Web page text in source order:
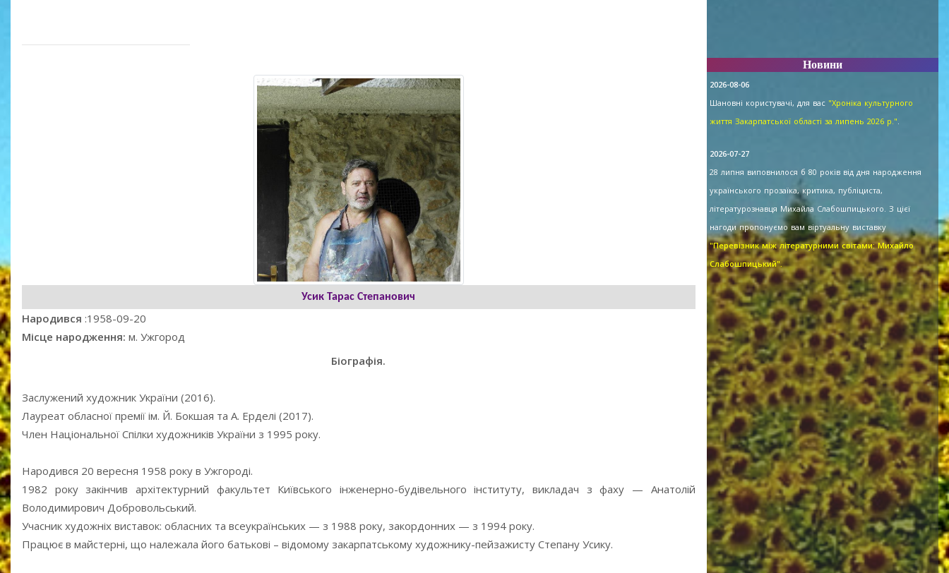
Усик Тарас Степанович
Народився :1958-09-20
Місце народження: м. Ужгород
Біографія.
Заслужений художник України (2016).
Лауреат обласної премії ім. Й. Бокшая та А. Ерделі (2017).
Член Національної Спілки художників України з 1995 року.
Народився 20 вересня 1958 року в Ужгороді.
1982 року закінчив архітектурний факультет Київського інженерно-будівельного інституту, викладач з фаху — Анатолій
Володимирович Добровольський.
Учасник художніх виставок: обласних та всеукраїнських — з 1988 року, закордонних — з 1994 року.
Працює в майстерні, що належала його батькові – відомому закарпатському художнику-пейзажисту Степану Усику.
Новини
2026-08-06
Шановні користувачі, для вас "Хроніка культурного
життя Закарпатської області за липень 2026 р.".
2026-07-27
28 липня виповнилося б 80 років від дня народження
українського прозаїка, критика, публіциста,
літературознавця Михайла Слабошпицького. З цієї
нагоди пропонуємо вам віртуальну виставку
"Перевізник між літературними світами: Михайло
Слабошпицький".